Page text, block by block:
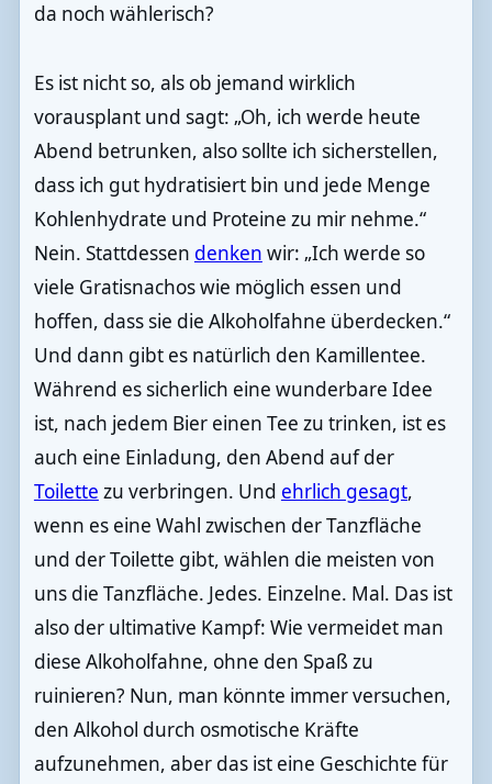
da noch wählerisch?
Es ist nicht so, als ob jemand wirklich
vorausplant und sagt: „Oh, ich werde heute
Abend betrunken, also sollte ich sicherstellen,
dass ich gut hydratisiert bin und jede Menge
Kohlenhydrate und Proteine zu mir nehme.“
Nein. Stattdessen denken wir: „Ich werde so
viele Gratisnachos wie möglich essen und
hoffen, dass sie die Alkoholfahne überdecken.“
Und dann gibt es natürlich den Kamillentee.
Während es sicherlich eine wunderbare Idee
ist, nach jedem Bier einen Tee zu trinken, ist es
auch eine Einladung, den Abend auf der
Toilette zu verbringen. Und ehrlich gesagt,
wenn es eine Wahl zwischen der Tanzfläche
und der Toilette gibt, wählen die meisten von
uns die Tanzfläche. Jedes. Einzelne. Mal. Das ist
also der ultimative Kampf: Wie vermeidet man
diese Alkoholfahne, ohne den Spaß zu
ruinieren? Nun, man könnte immer versuchen,
den Alkohol durch osmotische Kräfte
aufzunehmen, aber das ist eine Geschichte für